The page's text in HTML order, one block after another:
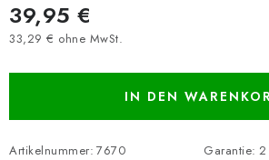
39,95 €
33,29 € ohne MwSt.
IN DEN
Artikelnummer: 7670 Garantie: 2